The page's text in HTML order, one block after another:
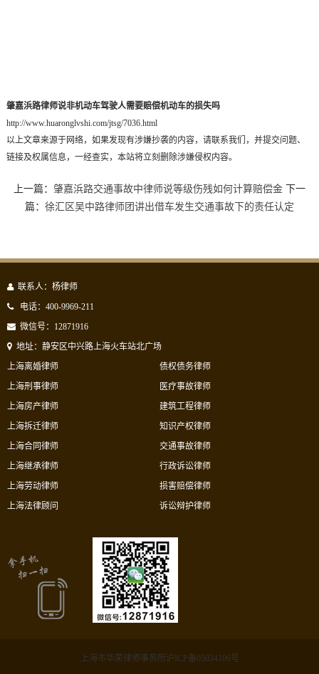
肇嘉浜路律师说非机动车驾驶人需要赔偿机动车的损失吗
http://www.huaronglvshi.com/jtsg/7036.html
以上文章来源于网络，如果发现有涉嫌抄袭的内容，请联系我们，并提交问题、
链接及权属信息，一经查实，本站将立刻删除涉嫌侵权内容。
上一篇： 肇嘉浜路交通事故中律师说等级伤残如何计算赔偿金下一
篇： 徐汇区吴中路律师团讲出借车发生交通事故下的责任认定
联系人：杨律师
电话：400-9969-211
微信号：12871916
地址：静安区中兴路上海火车站北广场
上海离婚律师
上海刑事律师
上海房产律师
上海拆迁律师
债权债务律师
医疗事故律师
建筑工程律师
知识产权律师
上海合同律师
上海继承律师
上海劳动律师
上海法律顾问
交通事故律师
行政诉讼律师
损害赔偿律师
诉讼辩护律师
上海市华荣律师事务所沪ICP备05034106号